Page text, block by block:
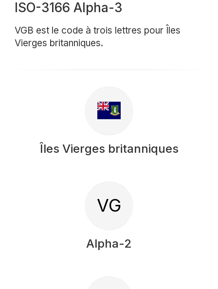
ISO-3166 Alpha-3
VGB est le code à trois lettres pour Îles
Vierges britanniques.
Îles Vierges britanniques
VG
Alpha-2